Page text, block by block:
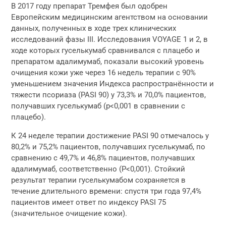
В 2017 году препарат Тремфея был одобрен
Европейским медицинским агентством на основании
данных, полученных в ходе трех клинических
исследований фазы III. Исследования VOYAGE 1 и 2, в
ходе которых гуселькумаб сравнивался с плацебо и
препаратом адалимумаб, показали высокий уровень
очищения кожи уже через 16 недель терапии с 90%
уменьшением значения Индекса распространённости и
тяжести псориаза (PASI 90) у 73,3% и 70,0% пациентов,
получавших гуселькумаб (p<0,001 в сравнении с
плацебо).
К 24 неделе терапии достижение PASI 90 отмечалось у
80,2% и 75,2% пациентов, получавших гуселькумаб, по
сравнению с 49,7% и 46,8% пациентов, получавших
адалимумаб, соответственно (P<0,001). Стойкий
результат терапии гуселькумабом сохраняется в
течение длительного времени: спустя три года 97,4%
пациентов имеет ответ по индексу PASI 75
(значительное очищение кожи).